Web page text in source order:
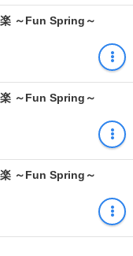
～Fun Spring～
～Fun Spring～
～Fun Spring～